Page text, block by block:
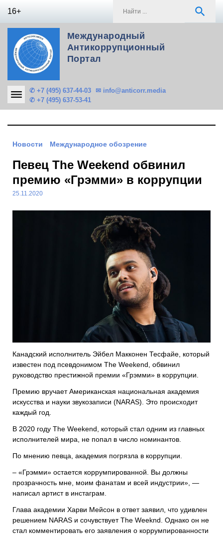
16+ search
Международный
Антикоррупционный
Портал
✆ +7 (495) 637-44-03
✆ +7 (495) 637-53-41
✉ info@anticorr.media
Новости Международное обозрение
Певец The Weekend обвинил
премию «Грэмми» в коррупции
25.11.2020
Канадский исполнитель Эйбел Макконен Тесфайе, который
известен под псевдонимом The Weekend, обвинил
руководство престижной премии «Грэмми» в коррупции.
Премию вручает Американская национальная академия
искусства и науки звукозаписи (NARAS). Это происходит
каждый год.
В 2020 году The Weekend, который стал одним из главных
исполнителей мира, не попал в число номинантов.
По мнению певца, академия погрязла в коррупции.
– «Грэмми» остается коррумпированной. Вы должны
прозрачность мне, моим фанатам и всей индустрии», —
написал артист в инстаграм.
Глава академии Харви Мейсон в ответ заявил, что удивлен
решением NARAS и сочувствует The Weeknd. Однако он не
стал комментировать его заявления о коррумпированности